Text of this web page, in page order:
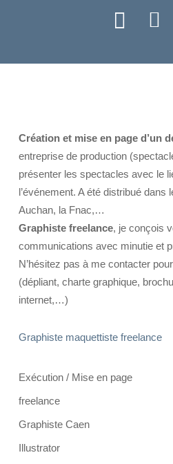
Création et mise en page d’un
entreprise de production
présenter les spectacles avec le
l’événement. A été distribué dans
Auchan, la Fnac,…
Graphiste freelance, je conçois
communications avec minutie et
N’hésitez pas à me contacter
(dépliant, charte graphique,
internet,…)
Graphiste maquettiste freelance
Exécution / Mise en page
freelance
Graphiste Caen
Illustrator